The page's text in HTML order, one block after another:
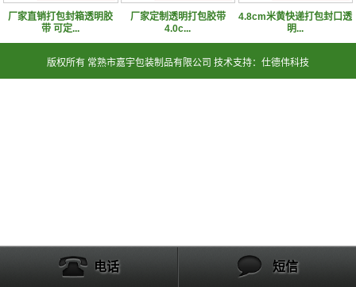
厂家直销打包封箱透明胶
带 可定...
厂家定制透明打包胶带
4.0c...
4.8cm米黄快递打包封口透
明...
版权所有 常熟市嘉宇包装制品有限公司 技术支持：仕德伟科技
电话 短信